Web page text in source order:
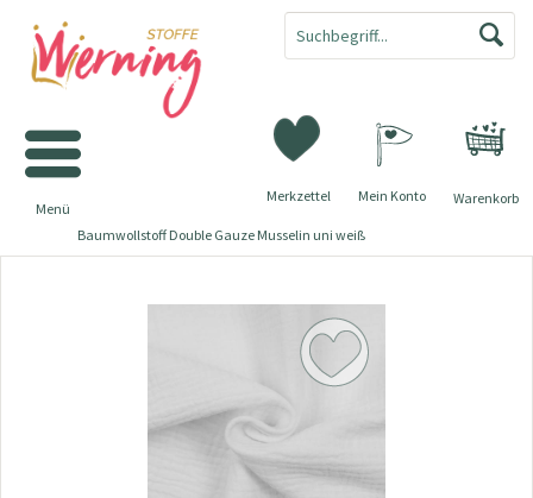
Warenkorb
Merkzettel Mein Konto
Menü
Baumwollstoff Double Gauze Musselin uni weiß